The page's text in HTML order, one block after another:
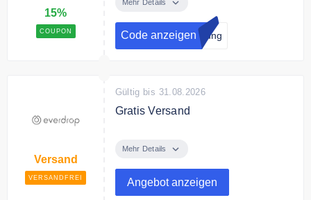
15%
COUPON
saubere Studentenbude!
Mehr Details
Code anzeigen dung
Versand
VERSANDFREI
Gültig bis 31.08.2026
Gratis Versand
Bestellung versandkostenfrei
Mehr Details
Angebot anzeigen